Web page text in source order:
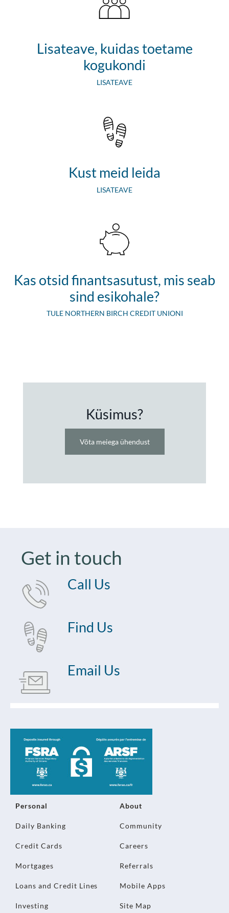
​Lisateave, kuidas toetame
kogukondi
​LISATEAVE
​Kust meid leida
​LISATEAVE
​Kas otsid finantsasutust, mis seab
sind esikohale?
​TULE NORTHERN BIRCH CREDIT UNIONI
Küsimus?
Võta meiega ühendust
Get in touch
Call Us
Find Us
Email Us
Personal
Daily Banking
Credit Cards
Mortgages
Loans and Credit Lines
Investing
About
Community
Careers
Referrals
Mobile Apps
Site Map